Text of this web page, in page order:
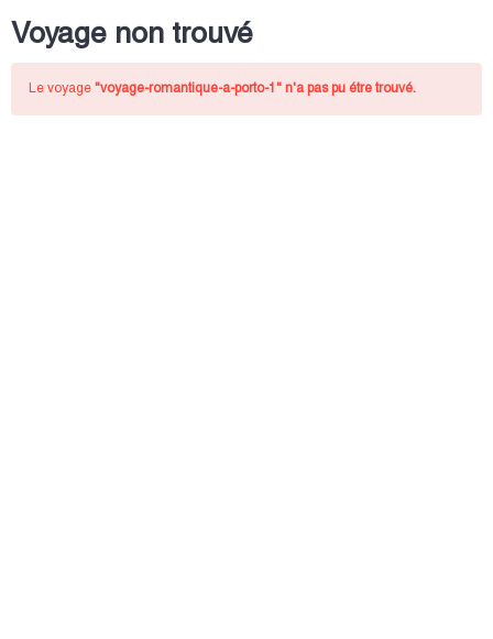
Voyage non trouvé
Le voyage "voyage-romantique-a-porto-1" n'a pas pu étre trouvé.